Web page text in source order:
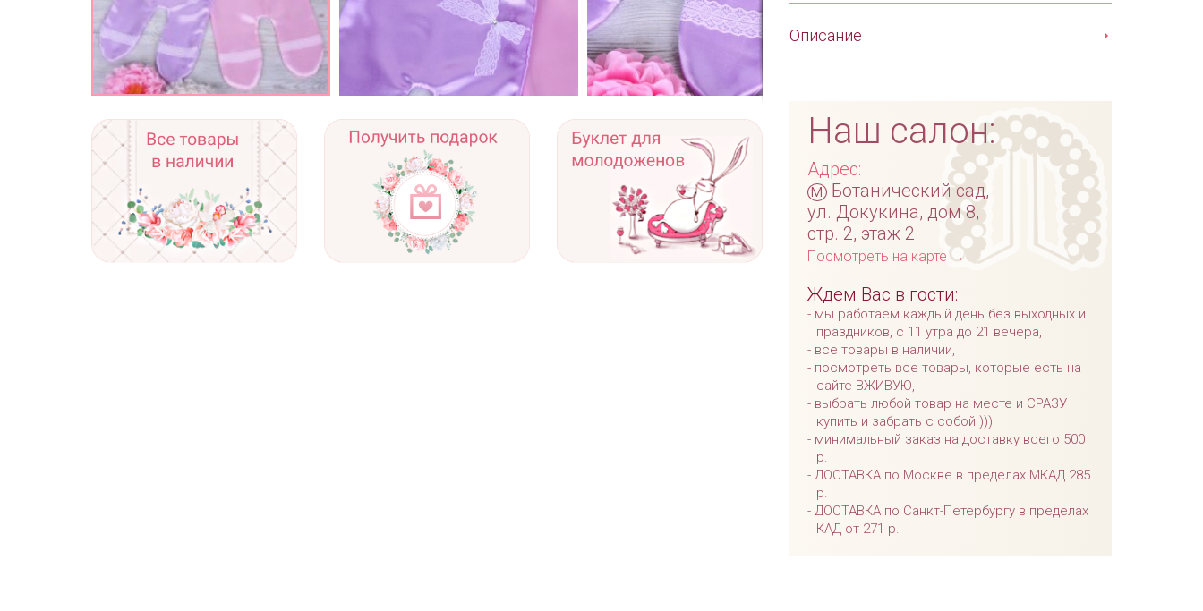
Описание
Наш салон:
Адрес:
м Ботанический сад,
ул. Докукина, дом 8,
стр. 2, этаж 2
Посмотреть на карте →
Ждем Вас в гости:
мы работаем каждый день без выходных и
праздников, с 11 утра до 21 вечера,
все товары в наличии,
посмотреть все товары, которые есть на
сайте ВЖИВУЮ,
выбрать любой товар на месте и СРАЗУ
купить и забрать с собой )))
минимальный заказ на доставку всего 500
р.
ДОСТАВКА по Москве в пределах МКАД 285
р.
ДОСТАВКА по Санкт-Петербургу в пределах
КАД от 271 р.